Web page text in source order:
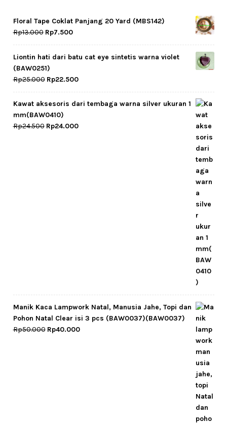
Floral Tape Coklat Panjang 20 Yard (MBS142)
Rp13.000 Original
price
was:
Rp13.000.
Rp7.500Current
price
is:
Liontin hati dari batu cat eye sintetis warna violet
(BAW0251)
Rp25.000 Original
price
was:
Rp25.000.
Rp22.500Current
price
is:
Kawat aksesoris dari tembaga warna silver ukuran 1
mm(BAW0410)
Rp24.500 Original
Rp24.000Current
Manik Kaca Lampwork Natal, Manusia Jahe, Topi dan
Pohon Natal Clear isi 3 pcs (BAW0037)(BAW0037)
Rp50.000 Original
Rp40.000Current